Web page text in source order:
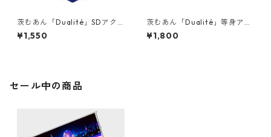
茨むあん「Dualité」SDアク
リルスタンド
¥1,550
茨むあん「Dualité」等身アク
リルスタンド
¥1,800
セール中の商品